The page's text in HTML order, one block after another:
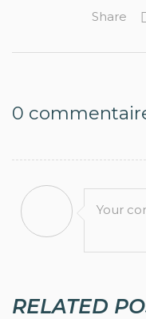
Share
0
Your
RELATED